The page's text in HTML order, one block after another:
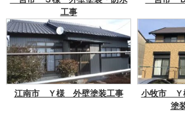
工事
江南市 Ｙ様 外壁塗装工事
小牧市 Ｙ
塗